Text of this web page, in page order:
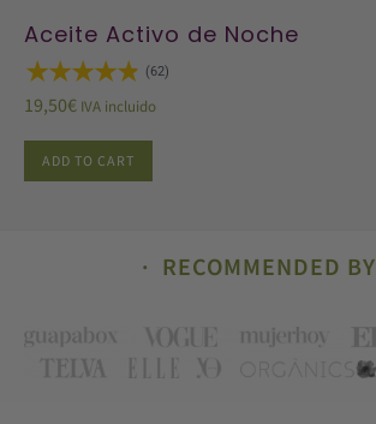
Aceite Activo de Noche
(62)
19,50€ IVA incluido
ADD TO CART
RECOMMENDED BY